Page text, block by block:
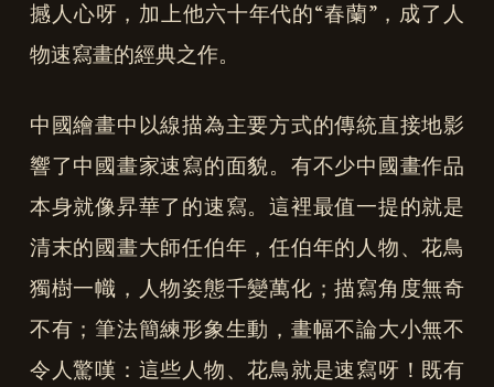
撼人心呀，加上他六十年代的“春蘭”，成了人
物速寫畫的經典之作。
中國繪畫中以線描為主要方式的傳統直接地影
響了中國畫家速寫的面貌。有不少中國畫作品
本身就像昇華了的速寫。這裡最值一提的就是
清末的國畫大師任伯年，任伯年的人物、花鳥
獨樹一幟，人物姿態千變萬化；描寫角度無奇
不有；筆法簡練形象生動，畫幅不論大小無不
令人驚嘆：這些人物、花鳥就是速寫呀！既有